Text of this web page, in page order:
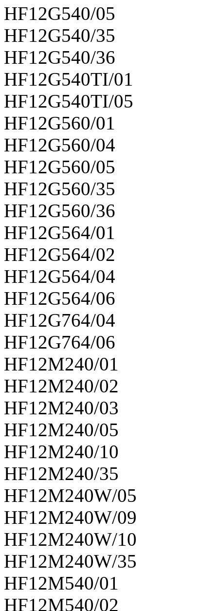
HF12G540/05
HF12G540/35
HF12G540/36
HF12G540TI/01
HF12G540TI/05
HF12G560/01
HF12G560/04
HF12G560/05
HF12G560/35
HF12G560/36
HF12G564/01
HF12G564/02
HF12G564/04
HF12G564/06
HF12G764/04
HF12G764/06
HF12M240/01
HF12M240/02
HF12M240/03
HF12M240/05
HF12M240/10
HF12M240/35
HF12M240W/05
HF12M240W/09
HF12M240W/10
HF12M240W/35
HF12M540/01
HF12M540/02